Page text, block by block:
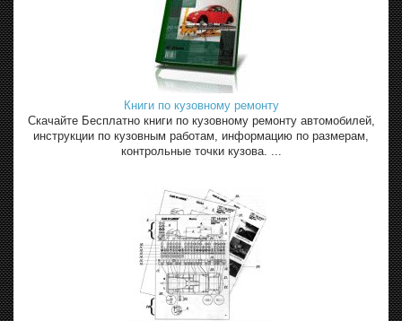
Книги по кузовному ремонту
Скачайте Бесплатно книги по кузовному ремонту автомобилей,
инструкции по кузовным работам, информацию по размерам,
контрольные точки кузова. ...